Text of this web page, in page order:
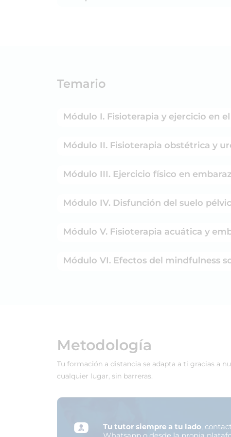
Temario
Módulo I. Fisioterapia y ejercicio en
Módulo II. Fisioterapia obstétrica y
Módulo III. Ejercicio físico en
Módulo IV. Disfunción del suelo
Módulo V. Fisioterapia acuática y
Módulo VI. Efectos del mindfulness
Metodología
Tu formación a distancia se adapta a ti gracias a
cualquier lugar, sin barreras.
Tu tutor siempre a tu lado,
Whatsapp o desde la propia